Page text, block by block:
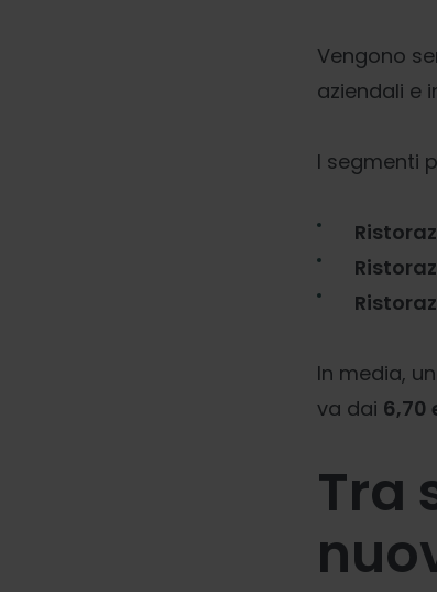
Vengono
aziendali e
I segmenti
In media,
va dai 6,70
Tra